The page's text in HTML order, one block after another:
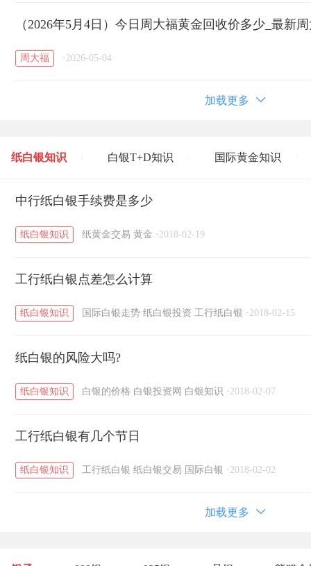
（2026年5月4日）今日周大福黄金回收价多少_最新
周大福 · 2026-05-04
加载更多
纸白银知识 白银T+D知识 国际黄金知识
黄金T+D知识 / 粤贵银知识
中行纸白银手续费是多少
纸白银知识 纸黄金交易 黄金 · 2018-02-19
工行纸白银点差怎么计算
纸白银知识 国际白银走势 纸白银投资 工行纸白银 · 2018-02-15
纸白银的风险大吗?
纸白银知识 白银的价格 白银投资网 白银知识 · 2018-02-07
工行纸白银有几个节日
纸白银知识 工行纸白银 纸白银交易 国际白银 · 2018-02-02
加载更多